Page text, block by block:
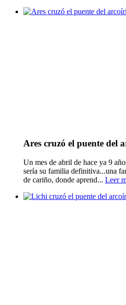
Ares cruzó el puente del
Un mes de abril de hace ya 9
sería su familia definitiva...una
de cariño, donde aprend... Leer